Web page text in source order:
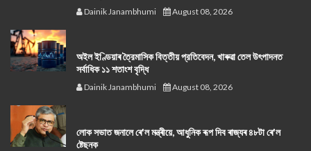
Dainik Janambhumi August 08, 2026
অইল ইণ্ডিয়াৰ ত্রৈমাসিক বিত্তীয় প্রতিবেদন, খাৰুৱা তেল উৎপাদনত
সর্বাধিক ১১ শতাংশ বৃদ্ধি
Dainik Janambhumi August 08, 2026
লোক সভাত জনালে ৰে'ল মন্ত্ৰীয়ে, আধুনিক ৰূপ দিব ৰাজ্যৰ ৪৮টা ৰে'ল
ষ্টেছনক